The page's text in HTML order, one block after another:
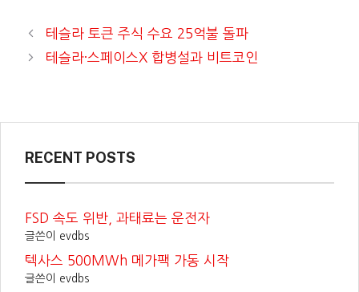
테슬라 토큰 주식 수요 25억불 돌파
테슬라·스페이스X 합병설과 비트코인
RECENT POSTS
FSD 속도 위반, 과태료는 운전자
글쓴이 evdbs
텍사스 500MWh 메가팩 가동 시작
글쓴이 evdbs